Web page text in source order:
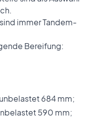
immer Tandem-
Bereifung:
684 mm;
590 mm;